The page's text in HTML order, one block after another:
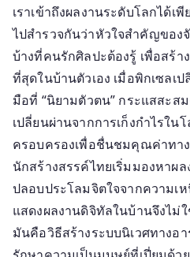
บ้าน
เพื่อ
ปลุก
พลัง
ความ
คิด
สร้างสรรค์
เราเข้าถึงผลงานระดับโลกได้เ
ไปสำรวจกันว่าหัวใจสำคัญขอ
บ้างที่คนรักศิลปะต้องรู้ เพื่อสร้
ที่สุดในบ้านตัวเอง เมื่อพิกเซลเป
มือที่ “นิยามตัวตน” กระแสสะส
เปลี่ยนผ่านจากการเก็งกำไรใน
ครอบครองเพื่อชื่นชมคุณค่าทา
นักสร้างสรรค์ไทยเริ่มมองหาผ
ปลอบประโลมจิตใจจากความเ
แสดงผลงานดิจิทัลในบ้านจึงไม่
มันคือวิธีสร้างระบบนิเวศทางอ